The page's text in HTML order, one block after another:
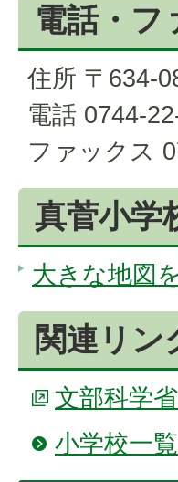
電話・フ
住所 〒634-
電話 0744-
ファックス
真菅小学
大きな地図
関連リン
文部科学
小学校一覧